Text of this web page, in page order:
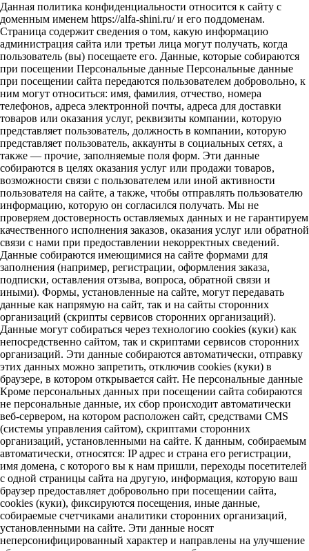
Данная политика конфиденциальности относится к сайту с
доменным именем https://alfa-shini.ru/ и его поддоменам.
Страница содержит сведения о том, какую информацию
администрация сайта или третьи лица могут получать, когда
пользователь (вы) посещаете его. Данные, которые собираются
при посещении Персональные данные Персональные данные
при посещении сайта передаются пользователем добровольно, к
ним могут относиться: имя, фамилия, отчество, номера
телефонов, адреса электронной почты, адреса для доставки
товаров или оказания услуг, реквизиты компании, которую
представляет пользователь, должность в компании, которую
представляет пользователь, аккаунты в социальных сетях, а
также — прочие, заполняемые поля форм. Эти данные
собираются в целях оказания услуг или продажи товаров,
возможности связи с пользователем или иной активности
пользователя на сайте, а также, чтобы отправлять пользователю
информацию, которую он согласился получать. Мы не
проверяем достоверность оставляемых данных и не гарантируем
качественного исполнения заказов, оказания услуг или обратной
связи с нами при предоставлении некорректных сведений.
Данные собираются имеющимися на сайте формами для
заполнения (например, регистрации, оформления заказа,
подписки, оставления отзыва, вопроса, обратной связи и
иными). Формы, установленные на сайте, могут передавать
данные как напрямую на сайт, так и на сайты сторонних
организаций (скрипты сервисов сторонних организаций).
Данные могут собираться через технологию cookies (куки) как
непосредственно сайтом, так и скриптами сервисов сторонних
организаций. Эти данные собираются автоматически, отправку
этих данных можно запретить, отключив cookies (куки) в
браузере, в котором открывается сайт. Не персональные данные
Кроме персональных данных при посещении сайта собираются
не персональные данные, их сбор происходит автоматически
веб-сервером, на котором расположен сайт, средствами CMS
(системы управления сайтом), скриптами сторонних
организаций, установленными на сайте. К данным, собираемым
автоматически, относятся: IP адрес и страна его регистрации,
имя домена, с которого вы к нам пришли, переходы посетителей
с одной страницы сайта на другую, информация, которую ваш
браузер предоставляет добровольно при посещении сайта,
cookies (куки), фиксируются посещения, иные данные,
собираемые счетчиками аналитики сторонних организаций,
установленными на сайте. Эти данные носят
неперсонифицированный характер и направлены на улучшение